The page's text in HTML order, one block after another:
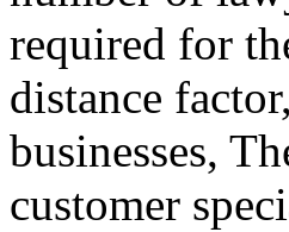
required for
distance
businesses,
customer